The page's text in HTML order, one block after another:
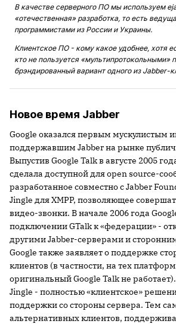
В качестве серверного ПО мы используем
«отечественная» разработка, то есть
программистами из России и Украины.
Клиентское ПО - кому какое удобнее, хотя
кто не пользуется «мультипротокольными»
брэндированный вариант одного из Jabber-
Новое время Jabber
Google оказался первым мускулистым
поддержавшим Jabber на рынке
Выпустив Google Talk в августе 2005
сделала доступной для open source-
разработанное совместно с Jabber
Jingle для XMPP, позволяющее
видео-звонки. В начале 2006 года
подключении GTalk к «федерации» -
другими Jabber-серверами и
Google также заявляет о поддержке
клиентов (в частности, на тех
оригинальный Google Talk не
Jingle - полностью «клиентское»
поддержки со стороны сервера. Тем
альтернативных клиентов,